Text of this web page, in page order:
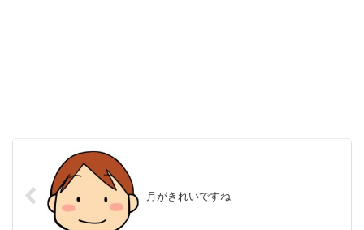
月がきれいですね